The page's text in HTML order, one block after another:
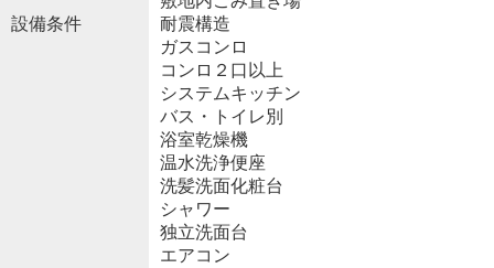
設備条件
耐震構造
ガスコンロ
コンロ２口以上
システムキッチン
バス・トイレ別
浴室乾燥機
温水洗浄便座
洗髪洗面化粧台
シャワー
独立洗面台
エアコン